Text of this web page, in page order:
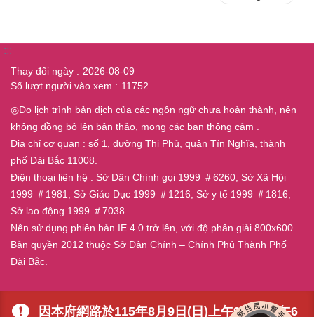
因本府網路於115年8月9日(日)上午9時至下午6
:::
Thay đổi ngày
2026-08-09
Số lượt người vào xem
11752
◎Do lịch trình bản dịch của các ngôn ngữ chưa hoàn thành, nên
không đồng bộ lên bản thảo, mong các bạn thông cảm .
Địa chỉ cơ quan : số 1, đường Thị Phủ, quận Tín Nghĩa, thành
phố Đài Bắc 11008.
Điện thoại liên hệ : Sở Dân Chính gọi 1999 ＃6260, Sở Xã Hội
1999 ＃1981, Sở Giáo Dục 1999 ＃1216, Sở y tế 1999 ＃1816,
Sở lao động 1999 ＃7038
Nên sử dụng phiên bản IE 4.0 trở lên, với độ phân giải 800x600.
Bản quyền 2012 thuộc Sở Dân Chính – Chính Phủ Thành Phố
Đài Bắc.